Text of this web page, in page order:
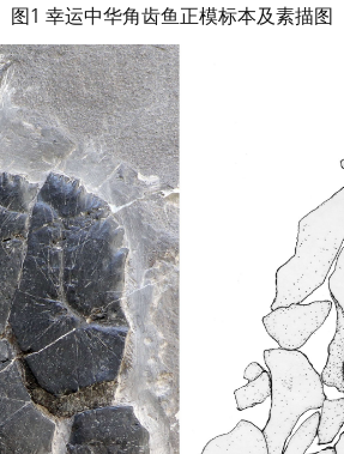
图1 幸运中华角齿鱼正模标本及素描图